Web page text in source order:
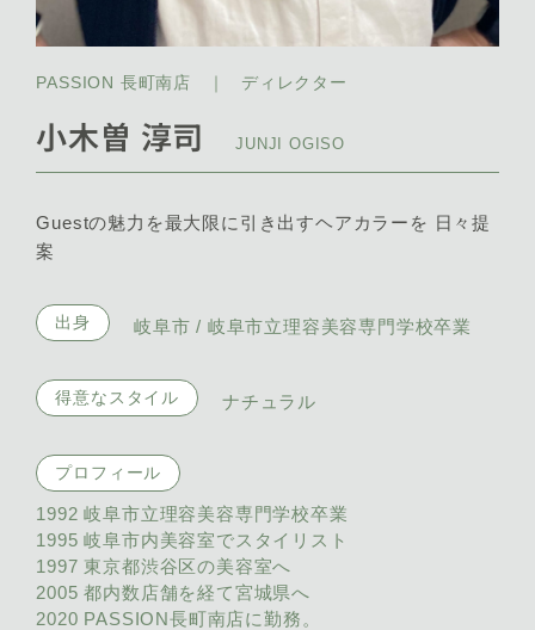
PASSION 長町南店 ｜ ディレクター
小木曽 淳司 JUNJI OGISO
Guestの魅力を最大限に引き出すヘアカラーを 日々提
案
出身 岐阜市 / 岐阜市立理容美容専門学校卒業
得意なスタイル ナチュラル
プロフィール
1992 岐阜市立理容美容専門学校卒業
1995 岐阜市内美容室でスタイリスト
1997 東京都渋谷区の美容室へ
2005 都内数店舗を経て宮城県へ
2020 PASSION長町南店に勤務。